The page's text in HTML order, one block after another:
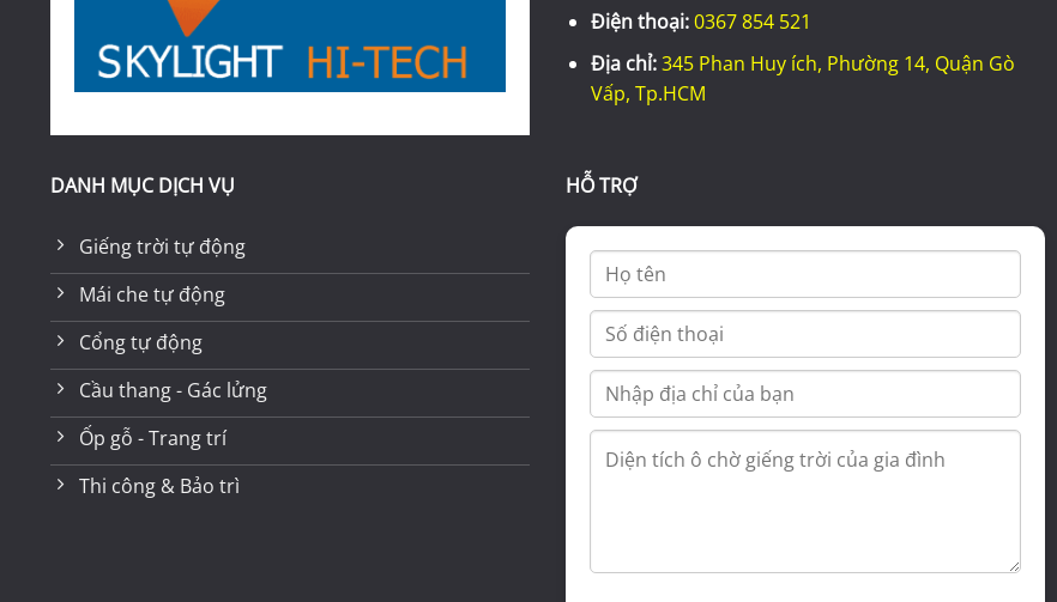
Điện thoại:0367 854 521
Địa chỉ:345 Phan Huy ích, Phường 14, Quận Gò
Vấp, Tp.HCM
DANH MỤC DỊCH VỤ
Giếng trời tự động
Mái che tự động
Cổng tự động
Cầu thang - Gác lửng
Ốp gỗ - Trang trí
Thi công & Bảo trì
HỖ TRỢ